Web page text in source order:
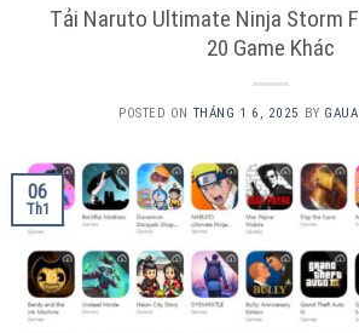
Tải Naruto Ultimate Ninja Storm
20 Game Khác
POSTED ON THÁNG 1 6, 2025 BY
06
Th1